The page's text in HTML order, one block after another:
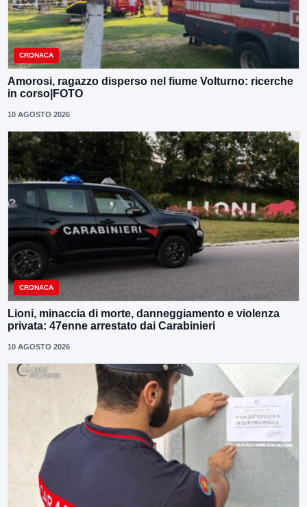
CRONACA
Amorosi, ragazzo disperso nel fiume Volturno: ricerche
in corso|FOTO
10 AGOSTO 2026
CRONACA
Lioni, minaccia di morte, danneggiamento e violenza
privata: 47enne arrestato dai Carabinieri
10 AGOSTO 2026